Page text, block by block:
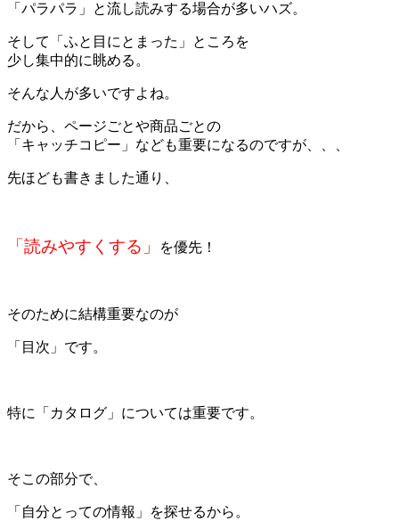
「パラパラ」と流し読みする場合が多いハズ。
そして「ふと目にとまった」ところを
少し集中的に眺める。
そんな人が多いですよね。
だから、ページごとや商品ごとの
「キャッチコピー」なども重要になるのですが、、、
先ほども書きました通り、
「読みやすくする」 を優先！
そのために結構重要なのが
「目次」です。
特に「カタログ」については重要です。
そこの部分で、
「自分とっての情報」を探せるから。